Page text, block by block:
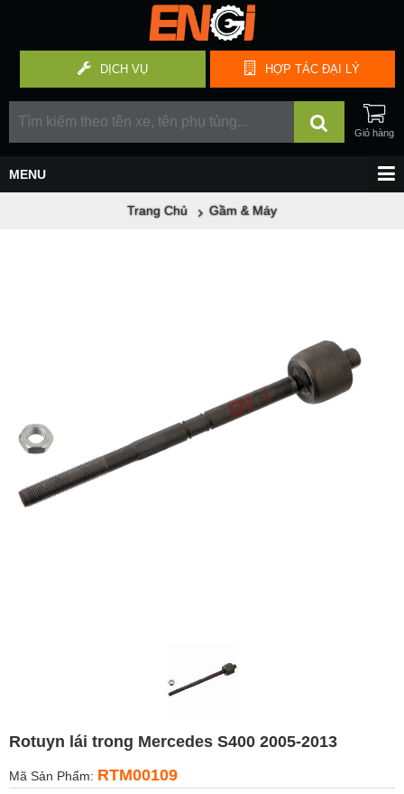
HỢP TÁC ĐẠI LÝ
DỊCH VỤ
Trang Chủ Gầm & Máy
Rotuyn lái trong Mercedes S400 2005-2013
Mã Sản Phẩm: RTM00109